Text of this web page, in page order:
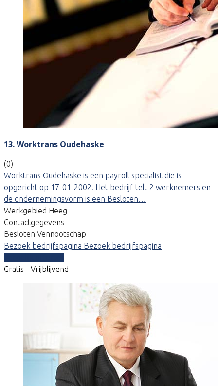
13. Worktrans Oudehaske
(0)
Worktrans Oudehaske is een payroll specialist die is
opgericht op 17-01-2002. Het bedrijf telt 2 werknemers en
de ondernemingsvorm is een Besloten…
Werkgebied Heeg
Contactgegevens
Besloten Vennootschap
Bezoek bedrijfspagina Bezoek bedrijfspagina
Gratis - Vrijblijvend